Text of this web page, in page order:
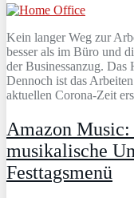
Kein langer Weg zur
besser als im Büro und
der Businessanzug. Das
Dennoch ist das
aktuellen Corona-Zeit
Amazon
musikalische
Festtagsmenü